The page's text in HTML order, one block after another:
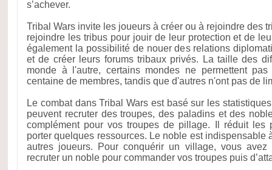
s’achever.
Tribal Wars invite les joueurs à créer ou à rejoindre des
rejoindre les tribus pour jouir de leur protection et de
également la possibilité de nouer des relations
et de créer leurs forums tribaux privés. La taille des
monde à l'autre, certains mondes ne permettent
centaine de membres, tandis que d'autres n'ont pas de
Le combat dans Tribal Wars est basé sur les
peuvent recruter des troupes, des paladins et des
complément pour vos troupes de pillage. Il réduit les
porter quelques ressources. Le noble est indispensable
autres joueurs. Pour conquérir un village, vous avez
recruter un noble pour commander vos troupes puis